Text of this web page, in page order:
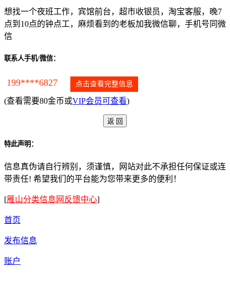
想找一个夜班工作，宾馆前台，超市收银员，淘宝客服，晚7
点到10点的钟点工，麻烦看到的老板加我微信聊，手机号同微
信
联系人手机/微信：
199****6827 点击查看完整信息
(查看需要80金币或VIP会员可查看)
特此声明：
信息真伪请自行辨别，须谨慎，网站对此不承担任何保证或连
带责任! 希望我们的平台能为您带来更多的便利！
[雁山分类信息网反馈中心]
首页
发布信息
账户